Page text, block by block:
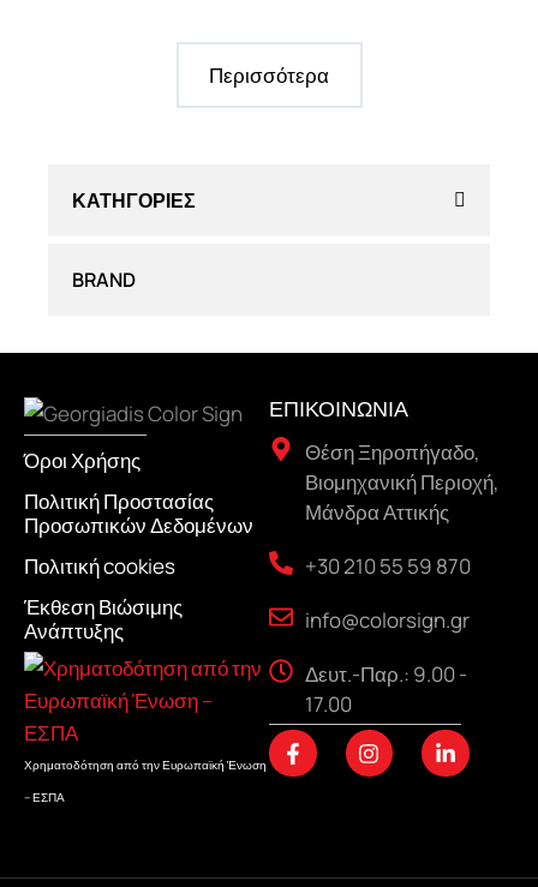
ΚΑΤΗΓΟΡΊΕΣ
BRAND
Περισσότερα
Όροι Χρήσης
Πολιτική Προστασίας
Προσωπικών Δεδομένων
Πολιτική cookies
Έκθεση Βιώσιμης
Ανάπτυξης
Χρηματοδότηση από την Ευρωπαϊκή Ένωση
– ΕΣΠΑ
ΕΠΙΚΟΙΝΩΝΙΑ
Θέση Ξηροπήγαδο,
Βιομηχανική Περιοχή,
Μάνδρα Αττικής
+30 210 55 59 870
info@colorsign.gr
Δευτ.-Παρ.: 9.00 -
17.00
F
a
c
I
n
s
L
i
n